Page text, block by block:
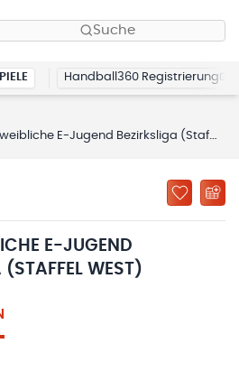
Suche
Handball360 Registrierung
E-Jugend Bezirksliga (Staffel West)
E-JUGEND
(STAFFEL WEST)